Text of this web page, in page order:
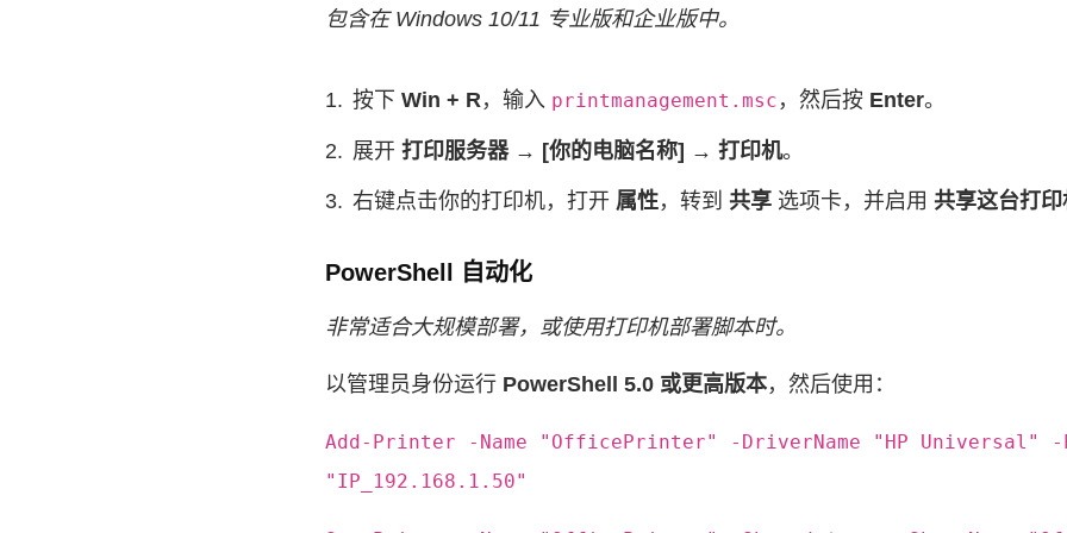
包含在 Windows 10/11 专业版和企业版中。
按下 Win + R，输入 printmanagement.msc ，然后按 Enter。
展开 打印服务器 → [你的电脑名称] → 打印机。
右键点击你的打印机，打开 属性，转到 共享 选项卡，并启用 共享这台打印
PowerShell 自动化
非常适合大规模部署，或使用打印机部署脚本时。
以管理员身份运行 PowerShell 5.0 或更高版本，然后使用：
Add-Printer -Name "OfficePrinter" -DriverName "HP Universal" -
"IP_192.168.1.50"